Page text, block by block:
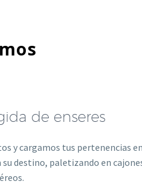
de enseres
y cargamos tus pertenencias
destino, paletizando en